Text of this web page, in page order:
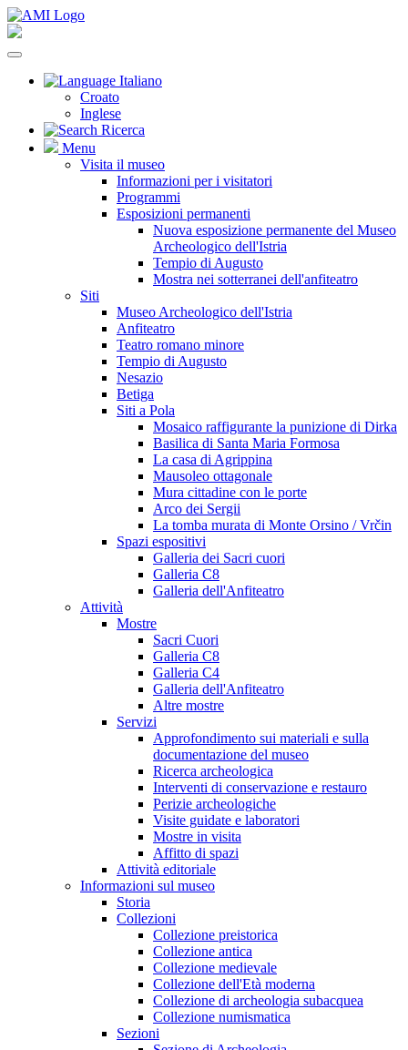
Italiano
Croato
Inglese
Ricerca
Menu
Visita il museo
Informazioni per i visitatori
Programmi
Esposizioni permanenti
Nuova esposizione permanente del Museo
Archeologico dell'Istria
Tempio di Augusto
Mostra nei sotterranei dell'anfiteatro
Siti
Museo Archeologico dell'Istria
Anfiteatro
Teatro romano minore
Tempio di Augusto
Nesazio
Betiga
Siti a Pola
Mosaico raffigurante la punizione di Dirka
Basilica di Santa Maria Formosa
La casa di Agrippina
Mausoleo ottagonale
Mura cittadine con le porte
Arco dei Sergii
La tomba murata di Monte Orsino / Vrčin
Spazi espositivi
Galleria dei Sacri cuori
Galleria C8
Galleria dell'Anfiteatro
Attività
Mostre
Sacri Cuori
Galleria C8
Galleria C4
Galleria dell'Anfiteatro
Altre mostre
Servizi
Approfondimento sui materiali e sulla
documentazione del museo
Ricerca archeologica
Interventi di conservazione e restauro
Perizie archeologiche
Visite guidate e laboratori
Mostre in visita
Affitto di spazi
Attività editoriale
Informazioni sul museo
Storia
Collezioni
Collezione preistorica
Collezione antica
Collezione medievale
Collezione dell'Età moderna
Collezione di archeologia subacquea
Collezione numismatica
Sezioni